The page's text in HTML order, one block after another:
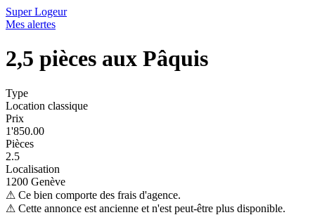
Super Logeur
Mes alertes
2,5 pièces aux Pâquis
Type
Location classique
Prix
1'850.00
Pièces
2.5
Localisation
1200 Genève
⚠ Ce bien comporte des frais d'agence.
⚠ Cette annonce est ancienne et n'est peut-être plus disponible.